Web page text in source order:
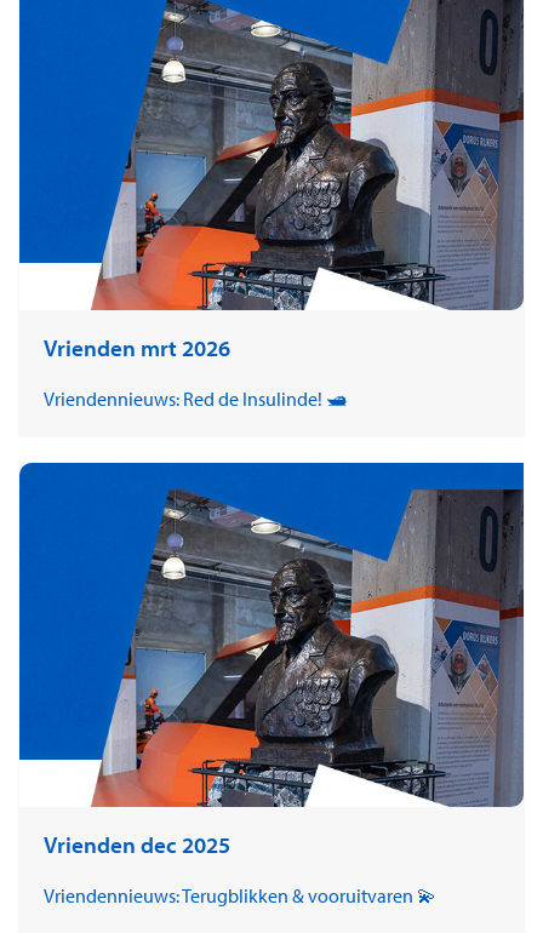
Vrienden mrt 2026
Vriendennieuws: Red de Insulinde! 🛥️
Vrienden dec 2025
Vriendennieuws: Terugblikken & vooruitvaren 💫